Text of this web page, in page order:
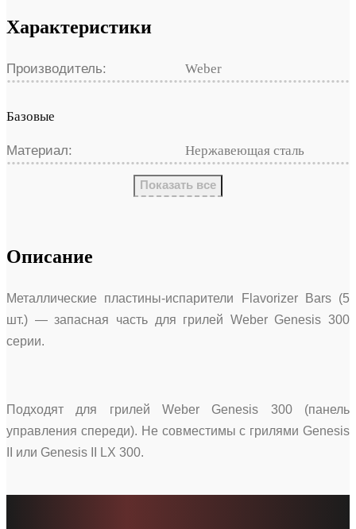
Характеристики
Производитель: Weber
Базовые
Материал: Нержавеющая сталь
Показать все
Описание
Металлические пластины-испарители Flavorizer Bars (5
шт.) — запасная часть для грилей Weber Genesis 300
серии.
Подходят для грилей Weber Genesis 300 (панель
управления спереди). Не совместимы с грилями Genesis
II или Genesis II LX 300.